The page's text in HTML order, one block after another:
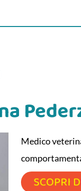
Medico
SCOPRI